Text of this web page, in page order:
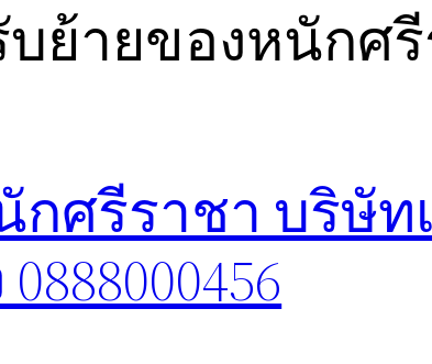
บย้ายของหนักศ
กศรีราชา บริษั